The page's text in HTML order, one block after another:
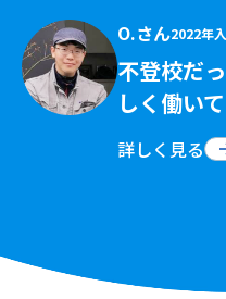
O.さん2022年
不登校だ
しく働いて
詳しく見る